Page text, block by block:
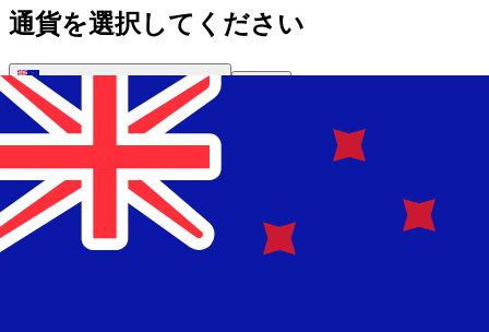
通貨を選択してください
NZD ニュージーランドドル
1840年に導入されたニュージーランド・ポンドは、ニュー
ジーランドの最初の公式通貨でした。それまで、イギリスと
オーストラリアのコインがニュージーランドで流通してお
り、1897年まで続きました。ポンドの紙幣は1924年まで6
つの異なる商業銀行によって発行されていましたが、その年